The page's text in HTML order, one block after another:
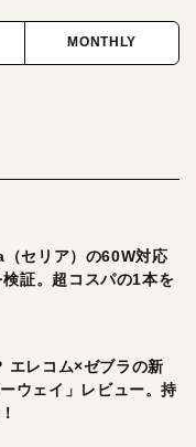
MONTHLY
セリア）の60W対応
証。超コスパの1本を
レコム×ゼブラの新
ウェイ」レビュー。持